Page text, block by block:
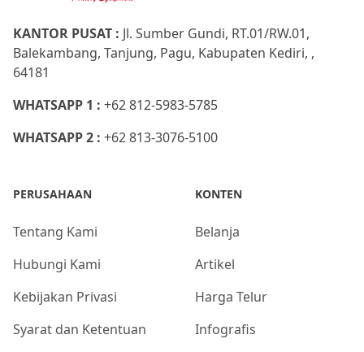
KANTOR PUSAT : Jl. Sumber Gundi, RT.01/RW.01,
Balekambang, Tanjung, Pagu, Kabupaten Kediri, ,
64181
WHATSAPP 1 : +62 812-5983-5785
WHATSAPP 2 : +62 813-3076-5100
PERUSAHAAN
Tentang Kami
Hubungi Kami
Kebijakan Privasi
Syarat dan Ketentuan
KONTEN
Belanja
Artikel
Harga Telur
Infografis